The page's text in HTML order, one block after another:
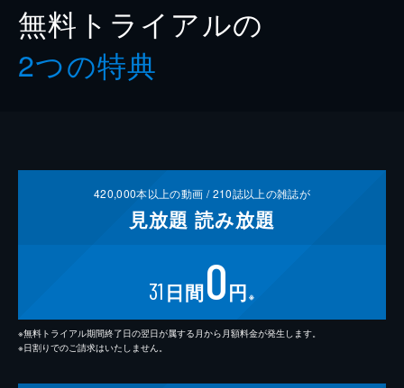
無料トライアルの
2つの特典
420,000本以上の動画 /210誌以上の雑誌が
見放題 読み放題
31 日間0円 ※
※無料トライアル期間終了日の翌日が属する月から月額料金が発生します。
※日割りでのご請求はいたしません。